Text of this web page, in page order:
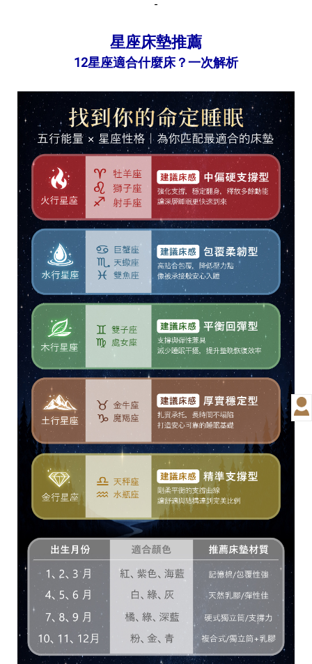
-
星座床墊推薦
12星座適合什麼床？一次解析